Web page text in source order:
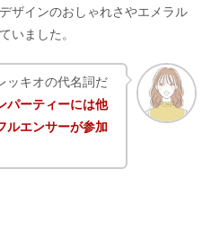
ザインのおしゃれさやエメラル
いました。
ッキオの代名詞だ
パーティーには他
ルエンサーが参加